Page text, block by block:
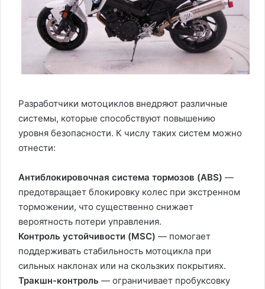
Разработчики мотоциклов внедряют различные
системы, которые способствуют повышению
уровня безопасности. К числу таких систем можно
отнести:
Антиблокировочная система тормозов (ABS) —
предотвращает блокировку колес при экстренном
торможении, что существенно снижает
вероятность потери управления.
Контроль устойчивости (MSC) — помогает
поддерживать стабильность мотоцикла при
сильных наклонах или на скользких покрытиях.
Тракшн-контроль — ограничивает пробуксовку